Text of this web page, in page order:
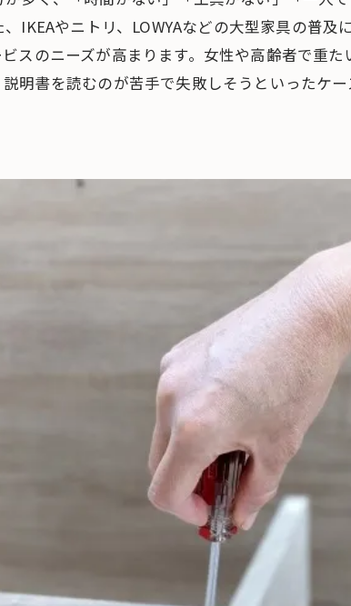
IKEAやニトリ、LOWYAなどの大型家具の普
スのニーズが高まります。女性や高齢者で重
明書を読むのが苦手で失敗しそうといったケ